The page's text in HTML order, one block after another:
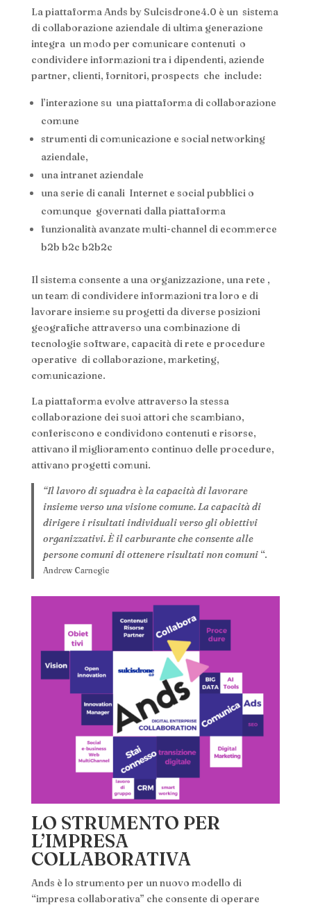
La piattaforma Ands by Sulcisdrone4.0 è un sistema
di collaborazione aziendale di ultima generazione
integra un modo per comunicare contenuti o
condividere informazioni tra i dipendenti, aziende
partner, clienti, fornitori, prospects che include:
l’interazione su una piattaforma di collaborazione
comune
strumenti di comunicazione e social networking
aziendale,
una intranet aziendale
una serie di canali Internet e social pubblici o
comunque governati dalla piattaforma
funzionalità avanzate multi-channel di ecommerce
b2b b2c b2b2c
Il sistema consente a una organizzazione, una rete ,
un team di condividere informazioni tra loro e di
lavorare insieme su progetti da diverse posizioni
geografiche attraverso una combinazione di
tecnologie software, capacità di rete e procedure
operative di collaborazione, marketing,
comunicazione.
La piattaforma evolve attraverso la stessa
collaborazione dei suoi attori che scambiano,
conferiscono e condividono contenuti e risorse,
attivano il miglioramento continuo delle procedure,
attivano progetti comuni.
“Il lavoro di squadra è la capacità di lavorare
insieme verso una visione comune. La capacità di
dirigere i risultati individuali verso gli obiettivi
organizzativi. È il carburante che consente alle
persone comuni di ottenere risultati non comuni “.
Andrew Carnegie
LO STRUMENTO PER
L’IMPRESA
COLLABORATIVA
Ands è lo strumento per un nuovo modello di
“impresa collaborativa” che consente di operare